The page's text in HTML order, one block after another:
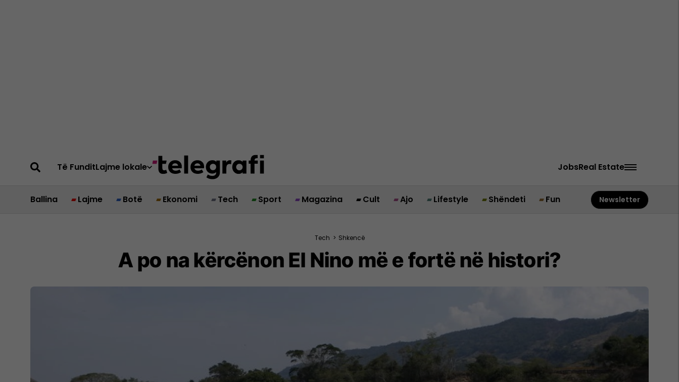
Të FunditLajme lokale JobsReal Estate
Ballina Lajme Botë Ekonomi Tech Sport Magazina Cult Ajo Lifestyle Shëndeti Fun Newsletter
Tech > Shkencë
A po na kërcënon El Nino më e fortë në histori?